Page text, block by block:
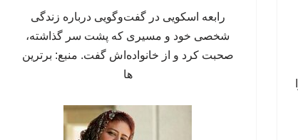
رابعه اسکویی در گفت‌وگویی درباره زندگی
شخصی خود و مسیری که پشت سر گذاشته،
صحبت کرد و از خانواده‌اش گفت. منبع: برترین
ها